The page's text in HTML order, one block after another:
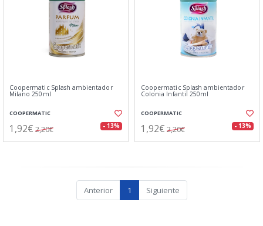
Coopermatic Splash ambientador
Milano 250ml
COOPERMATIC
1,92€ 2,20€ - 13%
Coopermatic Splash ambientador
Colonia Infantil 250ml
COOPERMATIC
1,92€ 2,20€ - 13%
Anterior 1 Siguiente